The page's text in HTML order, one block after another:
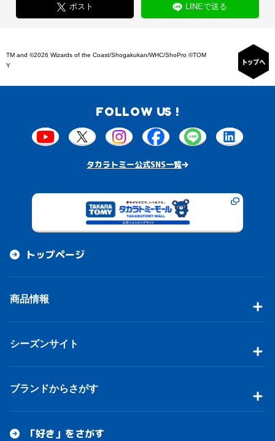
ポスト LINEで送る
TM and ©2026 Wizards of the Coast/Shogakukan/WHC/ShoPro ©TOM
Y
FOLLOW US !
タカラトミー公式SNS一覧
トップページ
商品情報
シーズンサイト
ブランドからさがす
「好き」をさがす